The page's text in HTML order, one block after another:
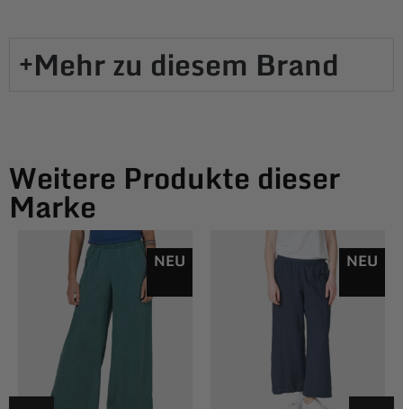
Mehr zu diesem Brand​
Weitere Produkte dieser
Marke
NEU NEU